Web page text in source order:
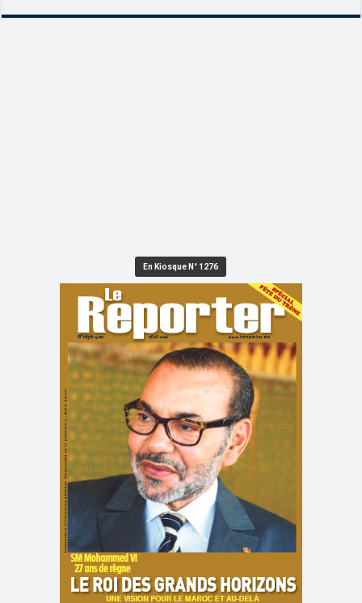
En Kiosque N° 1276